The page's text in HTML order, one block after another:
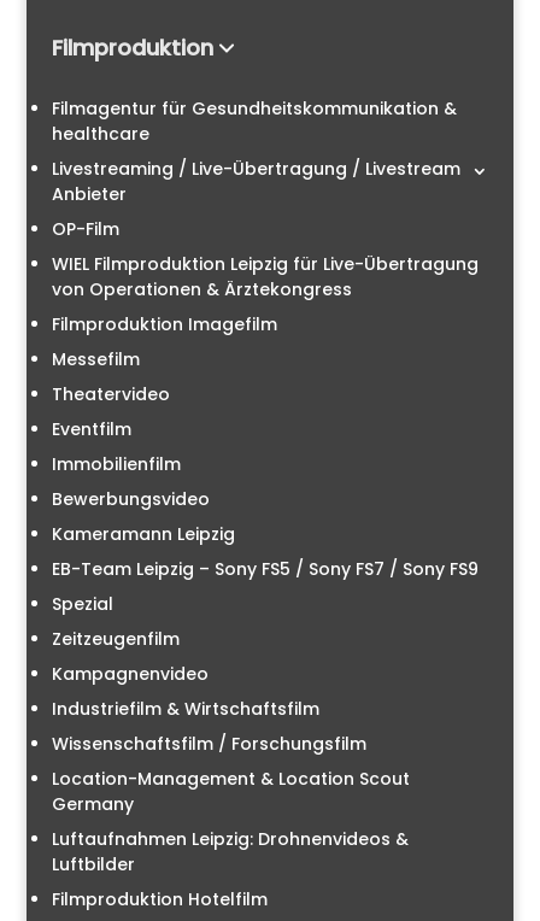
Filmproduktion
Filmagentur für Gesundheitskommunikation &
healthcare
Livestreaming / Live-Übertragung / Livestream
Anbieter
OP-Film
WIEL Filmproduktion Leipzig für Live-Übertragung
von Operationen & Ärztekongress
Filmproduktion Imagefilm
Messefilm
Theatervideo
Eventfilm
Immobilienfilm
Bewerbungsvideo
Kameramann Leipzig
EB-Team Leipzig – Sony FS5 / Sony FS7 / Sony FS9
Spezial
Zeitzeugenfilm
Kampagnenvideo
Industriefilm & Wirtschaftsfilm
Wissenschaftsfilm / Forschungsfilm
Location-Management & Location Scout
Germany
Luftaufnahmen Leipzig: Drohnenvideos &
Luftbilder
Filmproduktion Hotelfilm